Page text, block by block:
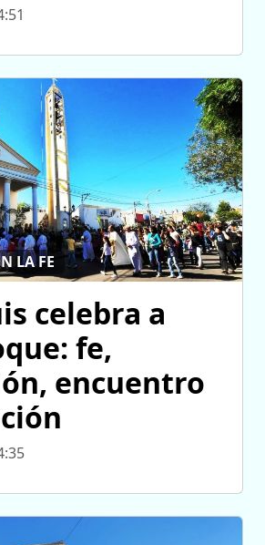
LA FE
celebra a
fe,
encuentro